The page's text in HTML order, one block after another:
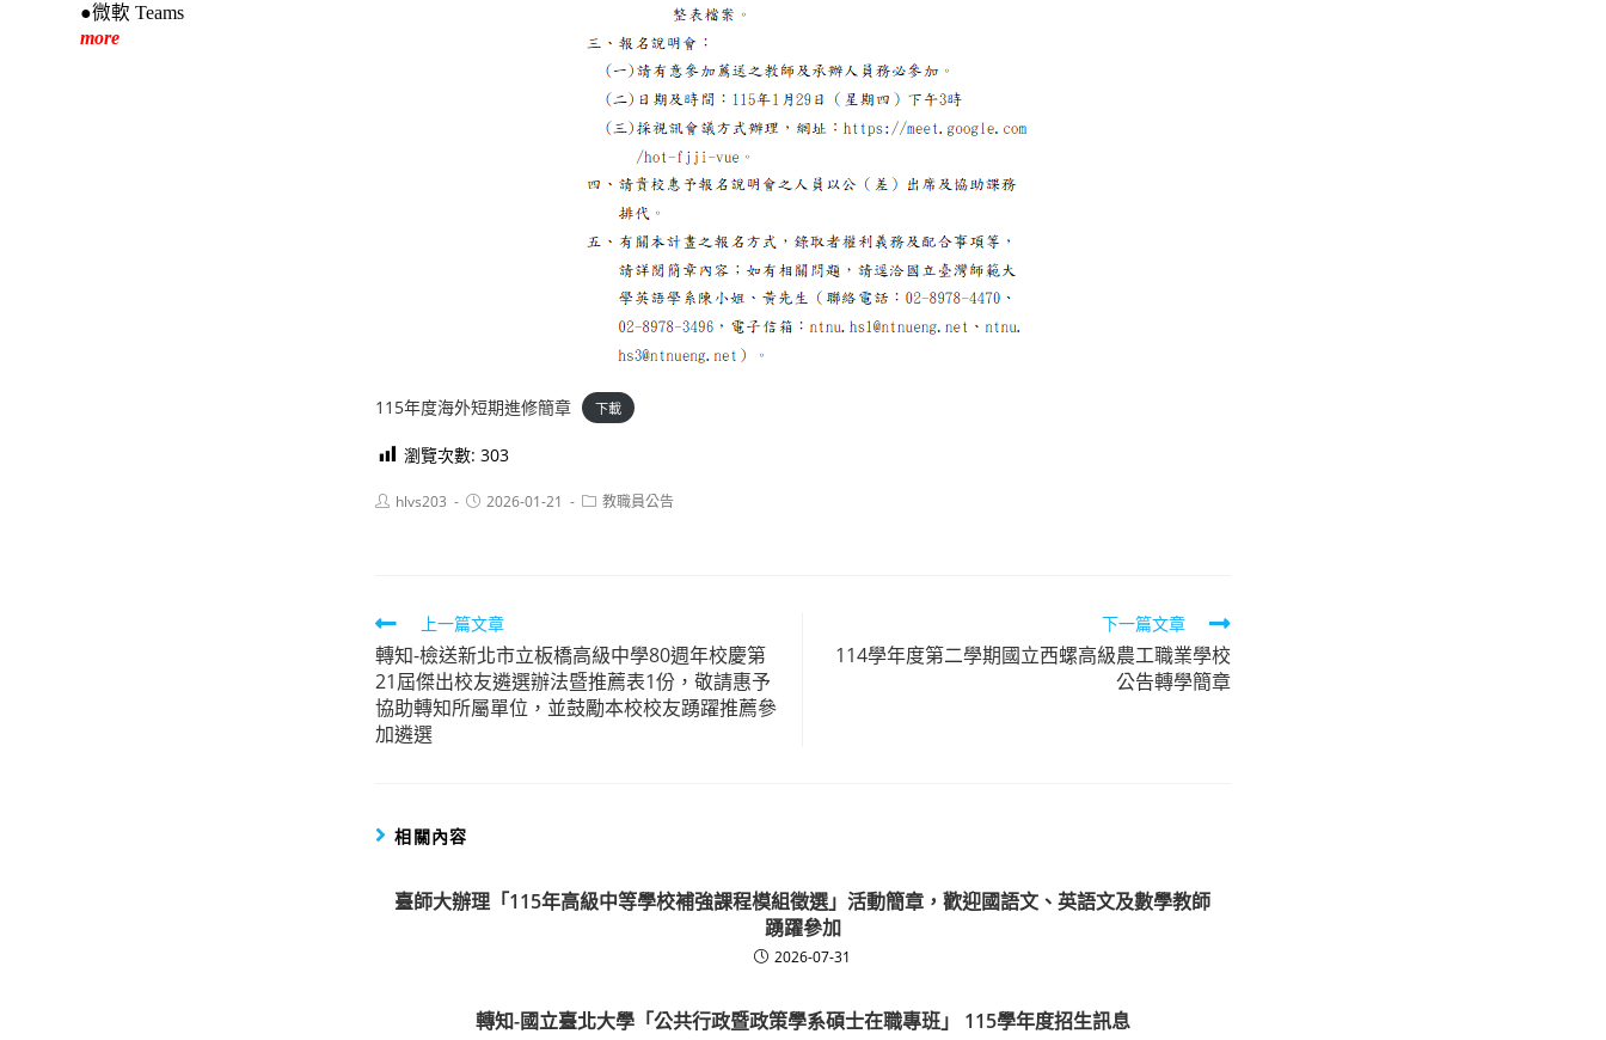
115年度海外短期進修簡章 下載
瀏覽次數: 303
Posthlvs203
Post2026-01-21
Post教職員公告
Read
more
articles
上一篇文章
轉知-檢送新北市立板橋高級中學80週年校慶第
21屆傑出校友遴選辦法暨推薦表1份，敬請惠予
協助轉知所屬單位，並鼓勵本校校友踴躍推薦參
加遴選
下一篇文章
114學年度第二學期國立西螺高級農工職業學校
公告轉學簡章
相關內容
臺師大辦理「115年高級中等學校補強課程模組徵選」活動簡章，歡迎國語文、英語文及數學教師
踴躍參加
2026-07-31
轉知-國立臺北大學「公共行政暨政策學系碩士在職專班」 115學年度招生訊息
●微軟 Teams
more